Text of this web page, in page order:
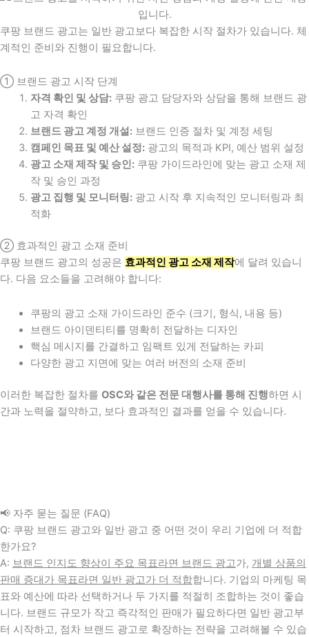
쿠팡 브랜드 광고는 일반 광고보다 복잡한 시작 절차가 있습니다. 체
계적인 준비와 진행이 필요합니다.
① 브랜드 광고 시작 단계
자격 확인 및 상담:쿠팡 광고 담당자와 상담을 통해 브랜드 광
고 자격 확인
브랜드 광고 계정 개설:브랜드 인증 절차 및 계정 세팅
캠페인 목표 및 예산 설정:광고의 목적과 KPI, 예산 범위 설정
광고 소재 제작 및 승인:쿠팡 가이드라인에 맞는 광고 소재 제
작 및 승인 과정
광고 집행 및 모니터링:광고 시작 후 지속적인 모니터링과 최
적화
② 효과적인 광고 소재 준비
쿠팡 브랜드 광고의 성공은 효과적인 광고 소재 제작에 달려 있습니
다. 다음 요소들을 고려해야 합니다:
쿠팡의 광고 소재 가이드라인 준수 (크기, 형식, 내용 등)
브랜드 아이덴티티를 명확히 전달하는 디자인
핵심 메시지를 간결하고 임팩트 있게 전달하는 카피
다양한 광고 지면에 맞는 여러 버전의 소재 준비
이러한 복잡한 절차를 OSC와 같은 전문 대행사를 통해 진행하면 시
간과 노력을 절약하고, 보다 효과적인 결과를 얻을 수 있습니다.
📢 자주 묻는 질문 (FAQ)
Q: 쿠팡 브랜드 광고와 일반 광고 중 어떤 것이 우리 기업에 더 적합
한가요?
A: 브랜드 인지도 향상이 주요 목표라면 브랜드 광고가, 개별 상품의
판매 증대가 목표라면 일반 광고가 더 적합합니다. 기업의 마케팅 목
표와 예산에 따라 선택하거나 두 가지를 적절히 조합하는 것이 좋습
니다. 브랜드 규모가 작고 즉각적인 판매가 필요하다면 일반 광고부
터 시작하고, 점차 브랜드 광고로 확장하는 전략을 고려해볼 수 있습